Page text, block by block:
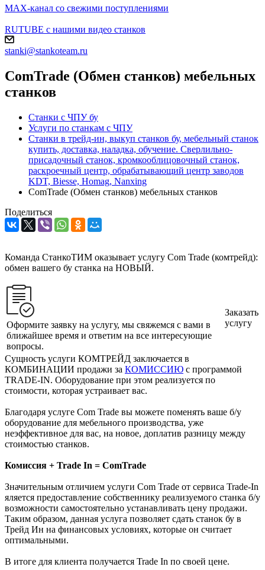
MAX-канал со свежими поступлениями
RUTUBE с нашими видео станков
stanki@stankoteam.ru
ComTrade (Обмен станков) мебельных
станков
Станки с ЧПУ бу
Услуги по станкам с ЧПУ
Станки в трейд-ин, выкуп станков бу, мебельный станок
купить, доставка, наладка, обучение. Сверлильно-
присадочный станок, кромкооблицовочный станок,
раскроечный центр, обрабатывающий центр заводов
KDT, Biesse, Homag, Nanxing
ComTrade (Обмен станков) мебельных станков
Поделиться
Команда СтанкоТИМ оказывает услугу Com Trade (комтрейд):
обмен вашего бу станка на НОВЫЙ.
Оформите заявку на услугу, мы свяжемся с вами в
ближайшее время и ответим на все интересующие
вопросы.
Заказать
услугу
Сущность услуги КОМТРЕЙД заключается в
КОМБИНАЦИИ продажи за КОМИССИЮ с программой
TRADE-IN. Оборудование при этом реализуется по
стоимости, которая устраивает вас.
Благодаря услуге Com Trade вы можете поменять ваше б/у
оборудование для мебельного производства, уже
неэффективное для вас, на новое, доплатив разницу между
стоимостью станков.
Комиссия + Trade In = ComTrade
Значительным отличием услуги Com Trade от сервиса Trade-In
яляется предоставление собственнику реализуемого станка б/у
возможности самостоятельно устанавливать цену продажи.
Таким образом, данная услуга позволяет сдать станок бу в
Трейд Ин на финансовых условиях, которые он считает
оптимальными.
В итоге для клиента получается Trade In по своей цене.